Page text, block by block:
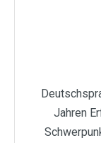
Jahren